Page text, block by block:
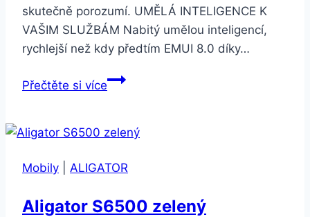
skutečně porozumí. UMĚLÁ INTELIGENCE K
VAŠIM SLUŽBÁM Nabitý umělou inteligencí,
rychlejší než kdy předtím EMUI 8.0 díky…
Přečtěte si víceHonor
modrý
Mobily
ALIGATOR
Aligator S6500 zelený